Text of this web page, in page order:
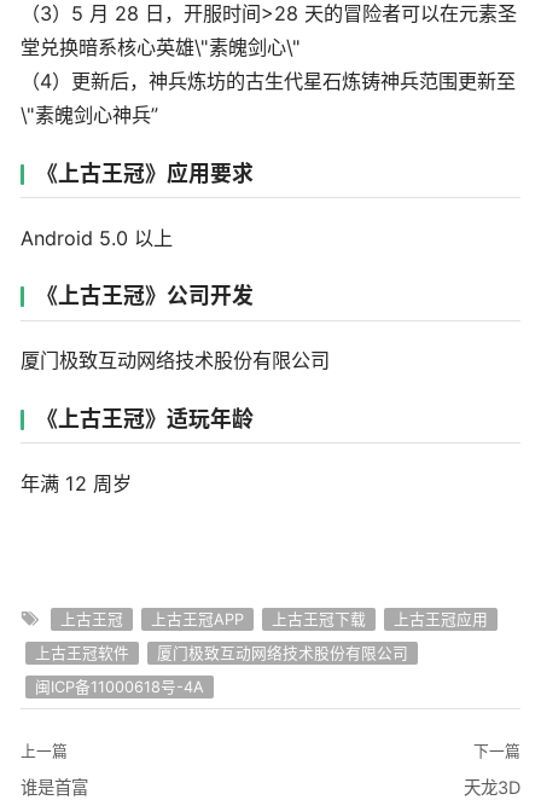
（3）5 月 28 日，开服时间>28 天的冒险者可以在元素圣
堂兑换暗系核心英雄\"素魄剑心\"
（4）更新后，神兵炼坊的古生代星石炼铸神兵范围更新至
\"素魄剑心神兵”
《上古王冠》应用要求
Android 5.0 以上
《上古王冠》公司开发
厦门极致互动网络技术股份有限公司
《上古王冠》适玩年龄
年满 12 周岁
上古王冠 上古王冠APP 上古王冠下载
上古王冠应用
上古王冠软件
厦门极致互动网络技术股份有限公司
闽ICP备11000618号-4A
上一篇
谁是首富
下一篇
天龙3D